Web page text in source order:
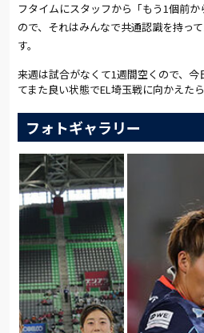
フタイムにスタッフから「もう1個前か
ので、それはみんなで共通認識を持っ
す。
来週は試合がなくて1週間空くので、
てまた良い状態でEL埼玉戦に向かえた
フォトギャラリー